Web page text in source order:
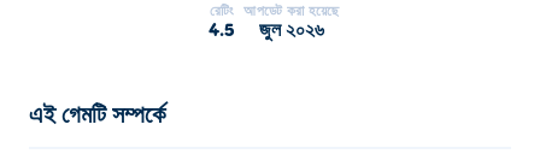
রেটিং
4.5
আপডেট করা হয়েছে
জুল ২০২৬
এই গেমটি সম্পর্কে